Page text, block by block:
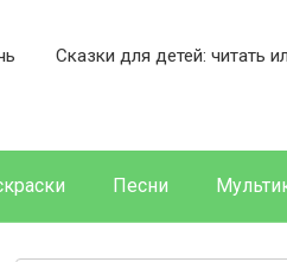
Сказки для детей: читать
Песни